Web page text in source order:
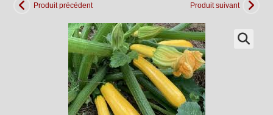
Produit précédent Produit suivant